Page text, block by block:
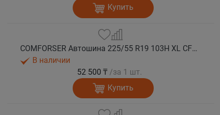
Купить
COMFORSER Автошина 225/55 R19 103H XL CF1100 лето
В наличии
52 500 ₸ /за 1 шт.
Купить